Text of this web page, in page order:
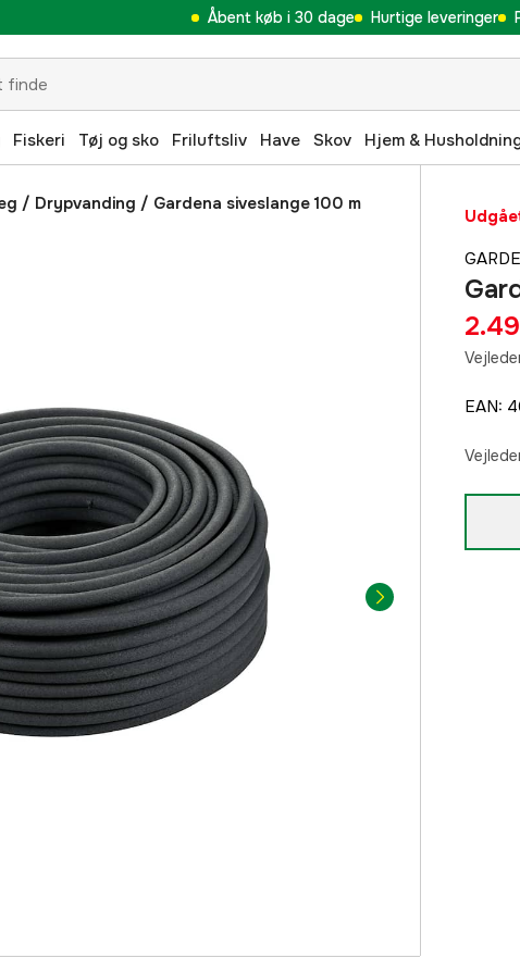
Åbent køb i 30 dage Hurtige leveringer
Fiskeri Tøj og sko Friluftsliv Have Skov Hjem &
/ Drypvanding / Gardena siveslange 100 m
EAN: